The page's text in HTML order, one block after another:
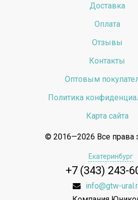
Доставка
Оплата
Отзывы
Контакты
Оптовым
Политика
Карта сайта
© 2016—2026 Все
Екатеринбург
+7 (343) 243-
info@gtw-